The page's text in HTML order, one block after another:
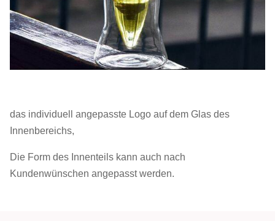
das individuell angepasste Logo auf dem Glas des
Innenbereichs,
Die Form des Innenteils kann auch nach
Kundenwünschen angepasst werden.